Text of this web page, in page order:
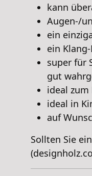
kann
Augen-/
ein
ein
super für
gut
ideal zum
ideal in
auf
Sollten Sie